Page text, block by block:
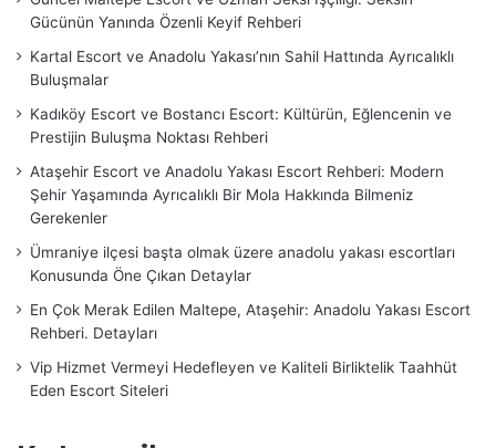
Gücünün Yanında Özenli Keyif Rehberi
Kartal Escort ve Anadolu Yakası’nın Sahil Hattında Ayrıcalıklı
Buluşmalar
Kadıköy Escort ve Bostancı Escort: Kültürün, Eğlencenin ve
Prestijin Buluşma Noktası Rehberi
Ataşehir Escort ve Anadolu Yakası Escort Rehberi: Modern
Şehir Yaşamında Ayrıcalıklı Bir Mola Hakkında Bilmeniz
Gerekenler
Ümraniye ilçesi başta olmak üzere anadolu yakası escortları
Konusunda Öne Çıkan Detaylar
En Çok Merak Edilen Maltepe, Ataşehir: Anadolu Yakası Escort
Rehberi. Detayları
Vip Hizmet Vermeyi Hedefleyen ve Kaliteli Birliktelik Taahhüt
Eden Escort Siteleri